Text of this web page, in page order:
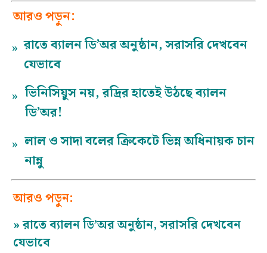
আরও পড়ুন:
» রাতে ব্যালন ডি’অর অনুষ্ঠান, সরাসরি দেখবেন
যেভাবে
» ভিনিসিয়ুস নয়, রদ্রির হাতেই উঠছে ব্যালন
ডি’অর!
» লাল ও সাদা বলের ক্রিকেটে ভিন্ন অধিনায়ক চান
নান্নু
আরও পড়ুন:
»রাতে ব্যালন ডি’অর অনুষ্ঠান, সরাসরি দেখবেন
যেভাবে